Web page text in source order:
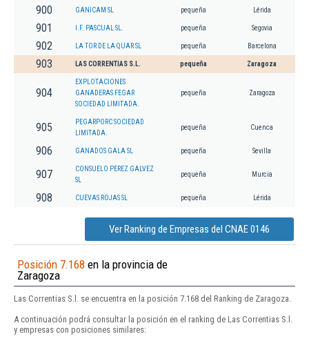
900 GANICAM SL pequeña Lérida
901 I.F. PASCUAL SL. pequeña Segovia
902 LA TOR DE LA QUAR SL pequeña Barcelona
903 LAS CORRENTIAS S.L. pequeña Zaragoza
904
EXPLOTACIONES
GANADERAS FEGAR
SOCIEDAD LIMITADA.
pequeña Zaragoza
905
PEGARPORC SOCIEDAD
LIMITADA.
pequeña Cuenca
906 GANADOS GALA SL pequeña Sevilla
907
CONSUELO PEREZ GALVEZ
SL
pequeña Murcia
908 CUEVAS ROJAS SL pequeña Lérida
Ver Ranking de Empresas del CNAE 0146
Posición 7.168 en la provincia de
Zaragoza
Las Correntias S.l. se encuentra en la posición 7.168 del Ranking de Zaragoza.
A continuación podrá consultar la posición en el ranking de Las Correntias S.l.
y empresas con posiciones similares: